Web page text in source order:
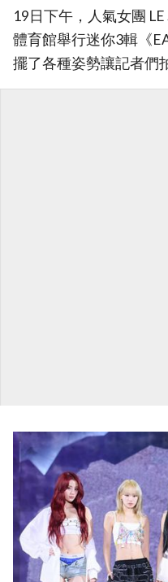
19日下午，人氣女團
體育館舉行迷你3輯《
擺了各種姿勢讓記者們